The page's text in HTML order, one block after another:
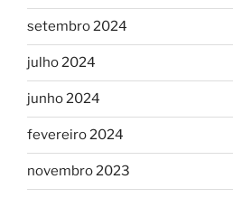
setembro 2024
julho 2024
junho 2024
fevereiro 2024
novembro 2023